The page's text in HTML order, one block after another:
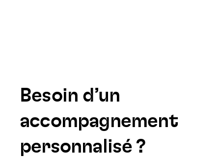
Besoin d’un
accompagnement
personnalisé ?